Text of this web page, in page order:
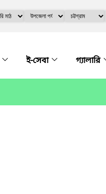
ই-সেবা গ্যালারি